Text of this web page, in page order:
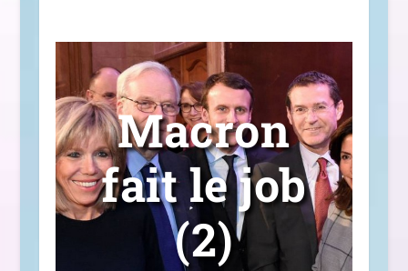
Macron
fait le job
(2)